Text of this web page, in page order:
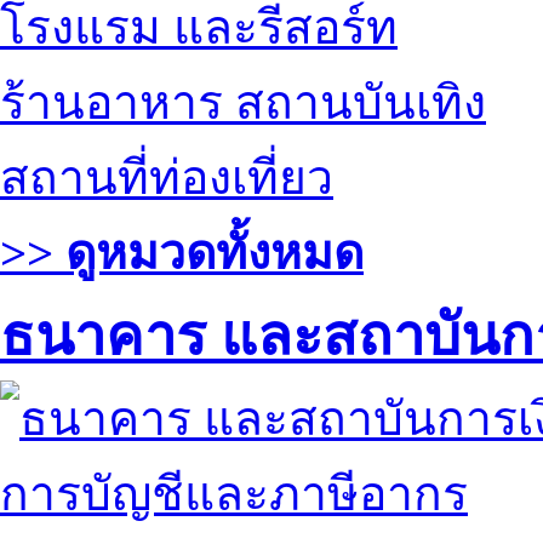
โรงแรม และรีสอร์ท
ร้านอาหาร สถานบันเทิง
สถานที่ท่องเที่ยว
>> ดูหมวดทั้งหมด
ธนาคาร และสถาบันก
การบัญชีและภาษีอากร